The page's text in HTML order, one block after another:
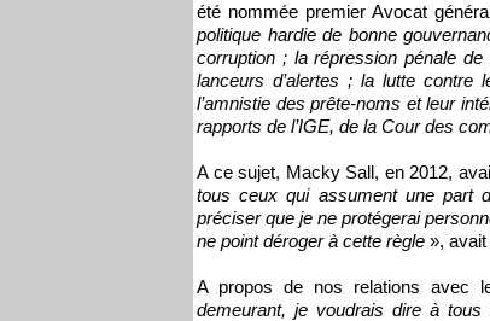
été nommée premier Avocat
politique hardie de bonne
corruption ; la répression pénale
lanceurs d’alertes ; la lutte contre
l’amnistie des prête-noms et leur
rapports de l’IGE, de la Cour des
A ce sujet, Macky Sall, en 2012,
tous ceux qui assument une part
préciser que je ne protégerai
ne point déroger à cette règle »,
A propos de nos relations avec
demeurant, je voudrais dire à tous